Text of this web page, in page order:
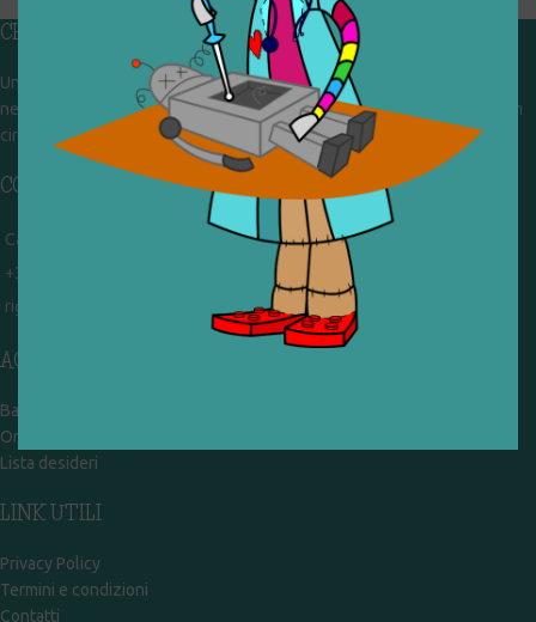
CHI SIAMO
Un gruppo di volontari che sognano di diventare un centro del riuso e
nel frattempo ricevono in dono giocattoli, li riparano e li reimmettono in
circolazione. Operiamo per un'economia civile, circolare e sostenibile.
CONTATTI
Campobasso - via Garibaldi 51
+39 328 767 9587
rigiocattolocb@gmail.com
ACCOUNT
Bacheca
Ordini
Lista desideri
LINK UTILI
Privacy Policy
Termini e condizioni
Contatti